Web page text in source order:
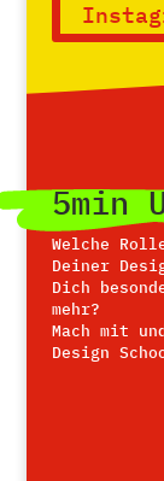
5min
Welche
Deiner
Dich
mehr?
Mach mit
Design